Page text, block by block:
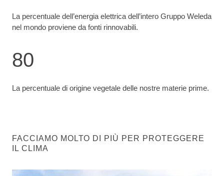
La percentuale dell’energia elettrica dell’intero Gruppo Weleda
nel mondo proviene da fonti rinnovabili.
80
La percentuale di origine vegetale delle nostre materie prime.
FACCIAMO MOLTO DI PIÙ PER PROTEGGERE
IL CLIMA